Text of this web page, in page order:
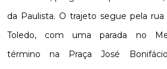
da Paulista. O trajeto segue pela
Toledo, com uma parada no
término na Praça José